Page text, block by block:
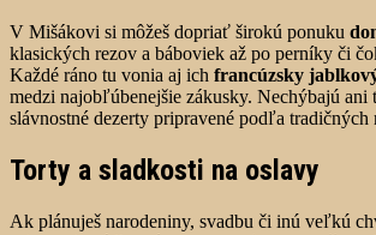
V Mišákovi si môžeš dopriať širokú ponuku
klasických rezov a báboviek až po perníky či
Každé ráno tu vonia aj ich francúzsky
medzi najobľúbenejšie zákusky. Nechýbajú ani
slávnostné dezerty pripravené podľa tradičných
Torty a sladkosti na oslavy
Ak plánuješ narodeniny, svadbu či inú veľkú